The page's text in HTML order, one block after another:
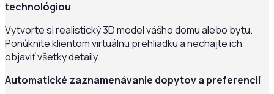
technológiou
Vytvorte si realistický 3D model vášho domu alebo bytu.
Ponúknite klientom virtuálnu prehliadku a nechajte ich
objaviť všetky detaily.
Automatické zaznamenávanie dopytov a preferencií